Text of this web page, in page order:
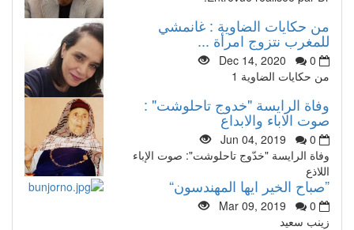
من حكايات الضاوية : غانمشي
للمغرب نتزوج امرأة ...
Dec 14, 2020
0
من حكايات الضاوية 1
وفاة الرايسة "خدوج تاحلوشت" :
صوت الاباء والابداع
Jun 04, 2019
0
وفاة الرايسة "خدّوج تاحلوشت": صوت الإباء
اللاذع
”صباح الخير ايها المهندسون“
Mar 09, 2019
0
زينب سعيد